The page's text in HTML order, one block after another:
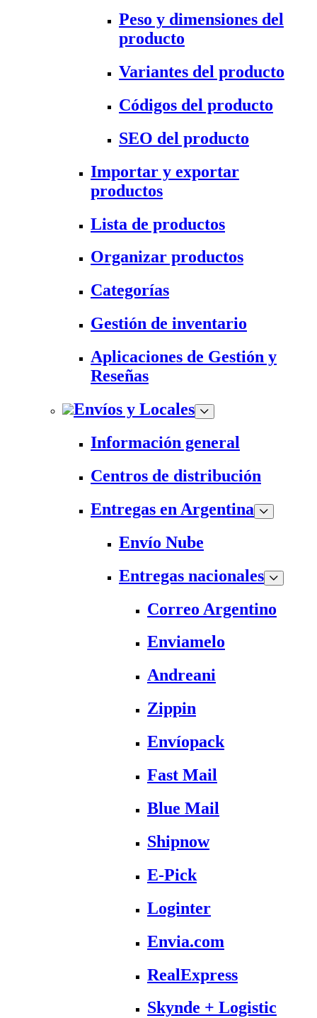
Peso y dimensiones del
producto
Variantes del producto
Códigos del producto
SEO del producto
Importar y exportar
productos
Lista de productos
Organizar productos
Categorías
Gestión de inventario
Aplicaciones de Gestión y
Reseñas
Envíos y Locales
Información general
Centros de distribución
Entregas en Argentina
Envío Nube
Entregas nacionales
Correo Argentino
Enviamelo
Andreani
Zippin
Envíopack
Fast Mail
Blue Mail
Shipnow
E-Pick
Loginter
Envia.com
RealExpress
Skynde + Logistic